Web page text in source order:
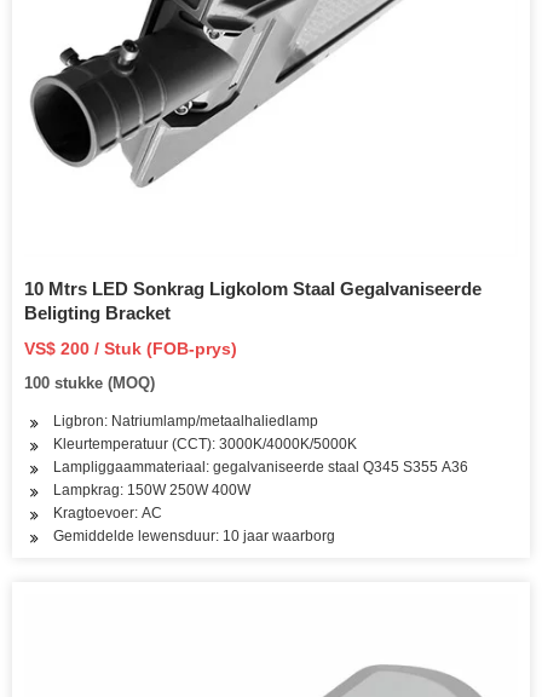
10 Mtrs LED Sonkrag Ligkolom Staal Gegalvaniseerde
Beligting Bracket
VS$ 200 / Stuk (FOB-prys)
100 stukke (MOQ)
Ligbron: Natriumlamp/metaalhaliedlamp
Kleurtemperatuur (CCT): 3000K/4000K/5000K
Lampliggaammateriaal: gegalvaniseerde staal Q345 S355 A36
Lampkrag: 150W 250W 400W
Kragtoevoer: AC
Gemiddelde lewensduur: 10 jaar waarborg